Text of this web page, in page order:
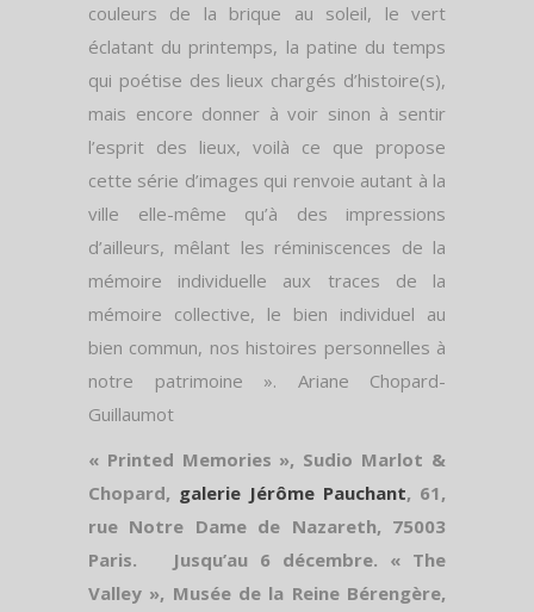
couleurs de la brique au soleil, le vert
éclatant du printemps, la patine du temps
qui poétise des lieux chargés d’histoire(s),
mais encore donner à voir sinon à sentir
l’esprit des lieux, voilà ce que propose
cette série d’images qui renvoie autant à la
ville elle-même qu’à des impressions
d’ailleurs, mêlant les réminiscences de la
mémoire individuelle aux traces de la
mémoire collective, le bien individuel au
bien commun, nos histoires personnelles à
notre patrimoine ». Ariane Chopard-
Guillaumot
« Printed Memories », Sudio Marlot &
Chopard, galerie Jérôme Pauchant, 61,
rue Notre Dame de Nazareth, 75003
Paris. Jusqu’au 6 décembre. « The
Valley », Musée de la Reine Bérengère,